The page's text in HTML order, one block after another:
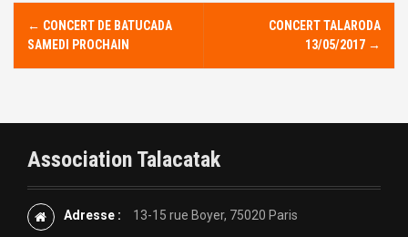
N
a
g
a
← CONCERT DE BATUCADA
SAMEDI PROCHAIN
CONCERT TALARODA
13/05/2017 →
Association Talacatak
Adresse : 13-15 rue Boyer, 75020 Paris